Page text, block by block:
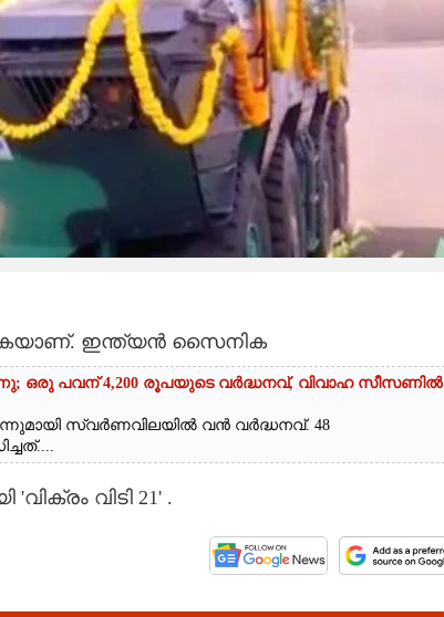
ഇന്ത്യൻ സൈനിക
ഒരു പവന് 4,200 രൂപയുടെ വർദ്ധനവ്, വിവാഹ സീസണിൽ
സ്വർണവിലയിൽ വൻ വർദ്ധനവ്. 48
വിടി 21' .